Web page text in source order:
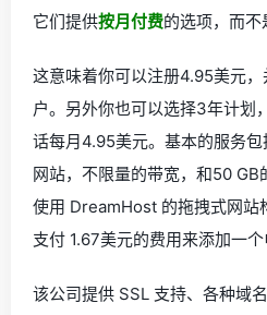
它们提供按月付费的选项，而不
这意味着你可以注册4.95美元
户。另外你也可以选择3年计划
话每月4.95美元。基本的服务
网站，不限量的带宽，和50 GB
使用 DreamHost 的拖拽式网站
支付 1.67美元的费用来添加一个
该公司提供 SSL 支持、各种域